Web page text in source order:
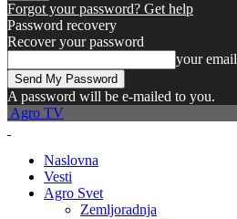
Forgot your password? Get help
Password recovery
Recover your password
your email
A password will be e-mailed to you.
Agro TV
Naslovna
Vesti
Agro Svet
Zemljoradnja